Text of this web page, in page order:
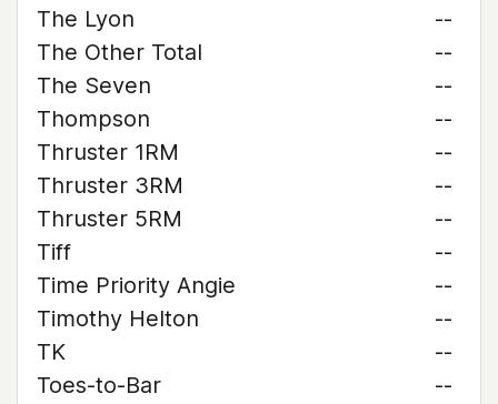
The Lyon
--
The Other Total
--
The Seven
--
Thompson
--
Thruster 1RM
--
Thruster 3RM
--
Thruster 5RM
--
Tiff
--
Time Priority Angie
--
Timothy Helton
--
TK
--
Toes-to-Bar
--